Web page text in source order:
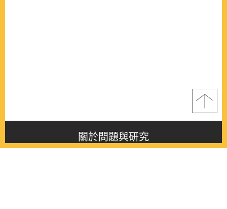
關於問題與研究
About this journal